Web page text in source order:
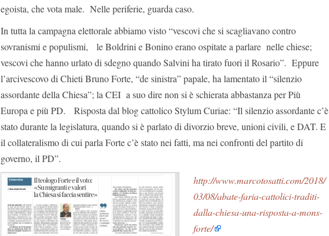
egoista, che vota male. Nelle periferie, guarda caso.
In tutta la campagna elettorale abbiamo visto “vescovi che si scagliavano contro
sovranismi e populismi, le Boldrini e Bonino erano ospitate a parlare nelle chiese;
vescovi che hanno urlato di sdegno quando Salvini ha tirato fuori il Rosario”. Eppure
l’arcivescovo di Chieti Bruno Forte, “de sinistra” papale, ha lamentato il “silenzio
assordante della Chiesa”; la CEI a suo dire non si è schierata abbastanza per Più
Europa e più PD. Risposta dal blog cattolico Stylum Curiae: “Il silenzio assordante c’è
stato durante la legislatura, quando si è parlato di divorzio breve, unioni civili, e DAT. E
il collateralismo di cui parla Forte c’è stato nei fatti, ma nei confronti del partito di
governo, il PD”.
http://www.marcotosatti.com/2018/
03/08/abate-faria-cattolici-traditi-
dalla-chiesa-una-risposta-a-mons-
forte/